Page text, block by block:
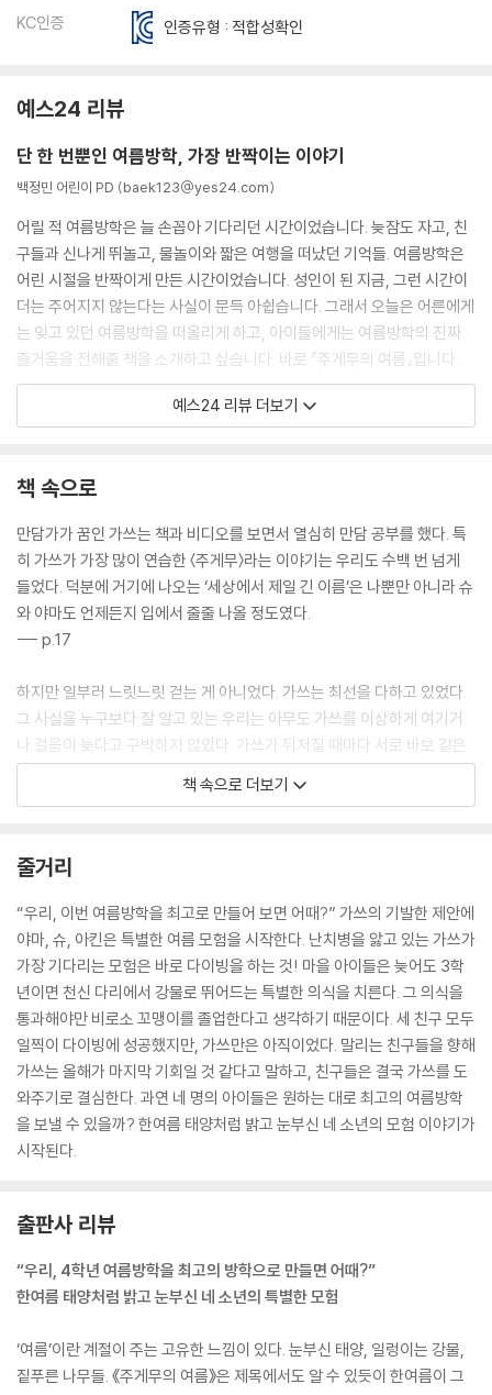
KC인증
인증유형 : 적합성확인
예스24 리뷰
단 한 번뿐인 여름방학, 가장 반짝이는 이야기
백정민 어린이 PD (baek123@yes24.com)
어릴 적 여름방학은 늘 손꼽아 기다리던 시간이었습니다. 늦잠도 자고, 친
구들과 신나게 뛰놀고, 물놀이와 짧은 여행을 떠났던 기억들. 여름방학은
어린 시절을 반짝이게 만든 시간이었습니다. 성인이 된 지금, 그런 시간이
더는 주어지지 않는다는 사실이 문득 아쉽습니다. 그래서 오늘은 어른에게
는 잊고 있던 여름방학을 떠올리게 하고, 아이들에게는 여름방학의 진짜
즐거움을 전해줄 책을 소개하고 싶습니다. 바로 『주게무의 여름』입니다.
근육이 점점 약해지는 병인 ‘근위축증’을 앓고 있는 가쓰와 야마, 슈, 아킨.
뜨겁게 살아내려는 마음으로 가득 차 있습니다.
천신 마을의 자연을 배경으로 펼쳐지는 네 친구의 모험은 결코 대단하거나
거창하지 않습니다. 곰을 잡았다는 전설의 할아버지를 찾아가고, 천신 다
리 위에서 두려움을 이겨 내고 뛰어내리는 다이빙을 하기도 합니다. 그리
고 천 년 넘은 칠엽수를 만나러 가는 숲길 탐험까지. 모두 평범한 여름날의
놀이에 가깝지만 친구들과 함께했기에, 그리고 지금 아니면 할 수 없기에
짝이는 순간들을 통해, 함께 살아가는 오늘이 얼마나 소중한지를 조용히
일깨워 줍니다.
공부와 학원으로 바쁜 요즘 아이들에게도 여름방학은 여전히 특별한 시간
입니다. 『주게무의 여름』이 아이들에게 잠시 숨을 고르고 친구들과 함께
곰잡이 할아버지의 말처럼, 아이들이 올여름엔 걱정 대신 웃음을, 경쟁 대
신 우정을 더 많이 마주하길 응원합니다. 그리고 그 속에서, 각자의 방식으
로 반짝이는 여름을 만들어가길 바랍니다.
예스24 리뷰 더보기
책 속으로
만담가가 꿈인 가쓰는 책과 비디오를 보면서 열심히 만담 공부를 했다. 특
히 가쓰가 가장 많이 연습한 〈주게무〉라는 이야기는 우리도 수백 번 넘게
들었다. 덕분에 거기에 나오는 ‘세상에서 제일 긴 이름’은 나뿐만 아니라 슈
와 야마도 언제든지 입에서 줄줄 나올 정도였다.
--- p.17
하지만 일부러 느릿느릿 걷는 게 아니었다. 가쓰는 최선을 다하고 있었다.
그 사실을 누구보다 잘 알고 있는 우리는 아무도 가쓰를 이상하게 여기거
나 걸음이 늦다고 구박하지 않았다. 가쓰가 뒤처질 때마다 서로 바보 같은
장난을 치면서 기다릴 뿐이었다. 가쓰 역시 우리에게 미안해하는 기색 따
위는 전혀 없었다. 가쓰에게 보통인 것은 우리 셋에게도 보통이었다.
가쓰가 조심스레 물었다. “저기…… 곰이랑 싸워서 이겼을 때, 어땠어요?”
“흐음, 어떻고 말고가 어디 있겠냐. 아무 생각 없이 그저 죽기 살기로 싸웠
지. 너희도 온 힘을 다해 살아라.” “온 힘을 다하라고요?” “그래. 무슨 일이
든 온 힘을 다하면 말이야, 그러니까 죽기 살기로 하면 반드시 길은 열리게
되어 있어.” “그럴게요.” 가쓰의 얼굴이 사뭇 진지했다.
--- p.50
곰잡이 할아버지는 그런 우리를 뿌듯한 얼굴로 보고는 벌컥벌컥 사이다를
마셨다. 곧이어 요란한 트림 소리가 났다. “얘들아, 나는 모험이 뭔지 잘 모
르겠다만 지금처럼 신나게 실컷 놀아라. 넷이서 함께 다니면 뭔들 재미없
으려고.”
나와 야마는 주변에 있던 돌멩이와 풀을 주워 강물에 던져 보았다. “가쓰
사실은 무척이나. “아마도?” 야마가 장난스럽게 대답했다. “괜찮겠지?”
“아마 괜찮을 거야. 괜찮지 않을 때도 괜찮을 거고.” 야마는 이해할 수 없는
빛났다.
--- p.59
책 속으로 더보기
줄거리
“우리, 이번 여름방학을 최고로 만들어 보면 어때?” 가쓰의 기발한 제안에
야마, 슈, 아킨은 특별한 여름 모험을 시작한다. 난치병을 앓고 있는 가쓰가
가장 기다리는 모험은 바로 다이빙을 하는 것! 마을 아이들은 늦어도 3학
년이면 천신 다리에서 강물로 뛰어드는 특별한 의식을 치른다. 그 의식을
통과해야만 비로소 꼬맹이를 졸업한다고 생각하기 때문이다. 세 친구 모두
일찍이 다이빙에 성공했지만, 가쓰만은 아직이었다. 말리는 친구들을 향해
가쓰는 올해가 마지막 기회일 것 같다고 말하고, 친구들은 결국 가쓰를 도
와주기로 결심한다. 과연 네 명의 아이들은 원하는 대로 최고의 여름방학
을 보낼 수 있을까? 한여름 태양처럼 밝고 눈부신 네 소년의 모험 이야기가
시작된다.
출판사 리뷰
“우리, 4학년 여름방학을 최고의 방학으로 만들면 어때?”
한여름 태양처럼 밝고 눈부신 네 소년의 특별한 모험
‘여름’이란 계절이 주는 고유한 느낌이 있다. 눈부신 태양, 일렁이는 강물,
짙푸른 나무들. 《주게무의 여름》은 제목에서도 알 수 있듯이 한여름이 그